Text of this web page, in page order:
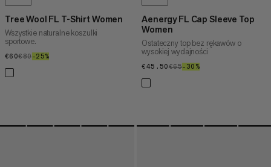
Tree Wool FL T-Shirt Women
Wszystkie naturalne koszulki
sportowe.
€60€60
€80€80
–25%
Aenergy FL Cap Sleeve Top
Women
Ostateczny top bez rękawów o
wysokiej wydajności
€45.50€45.50
€65€65
–30%30%